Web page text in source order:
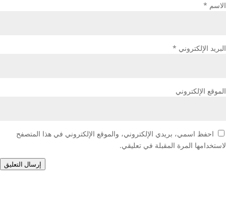
الاسم *
البريد الإلكتروني *
الموقع الإلكتروني
احفظ اسمي، بريدي الإلكتروني، والموقع الإلكتروني في هذا المتصفح
لاستخدامها المرة المقبلة في تعليقي.
إرسال التعليق